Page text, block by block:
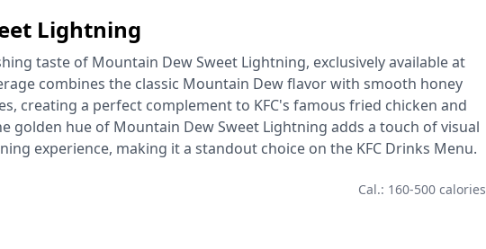
Lightning
taste of Mountain Dew Sweet Lightning, exclusively available at
combines the classic Mountain Dew flavor with smooth honey
creating a perfect complement to KFC's famous fried chicken and
golden hue of Mountain Dew Sweet Lightning adds a touch of visual
experience, making it a standout choice on the KFC Drinks Menu.
Cal.: 160-500 calories